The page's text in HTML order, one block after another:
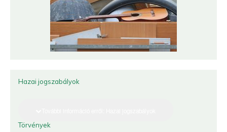
Hazai jogszabályok
Törvények